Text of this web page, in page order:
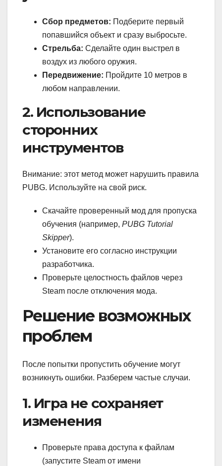
Сбор предметов: Подберите первый
попавшийся объект и сразу выбросьте.
Стрельба: Сделайте один выстрел в
воздух из любого оружия.
Передвижение: Пройдите 10 метров в
любом направлении.
2. Использование
сторонних
инструментов
Внимание: этот метод может нарушить правила
PUBG. Используйте на свой риск.
Скачайте проверенный мод для пропуска
обучения (например, PUBG Tutorial
Skipper).
Установите его согласно инструкции
разработчика.
Проверьте целостность файлов через
Steam после отключения мода.
Решение возможных
проблем
После попытки пропустить обучение могут
возникнуть ошибки. Разберем частые случаи.
1. Игра не сохраняет
изменения
Проверьте права доступа к файлам
(запустите Steam от имени